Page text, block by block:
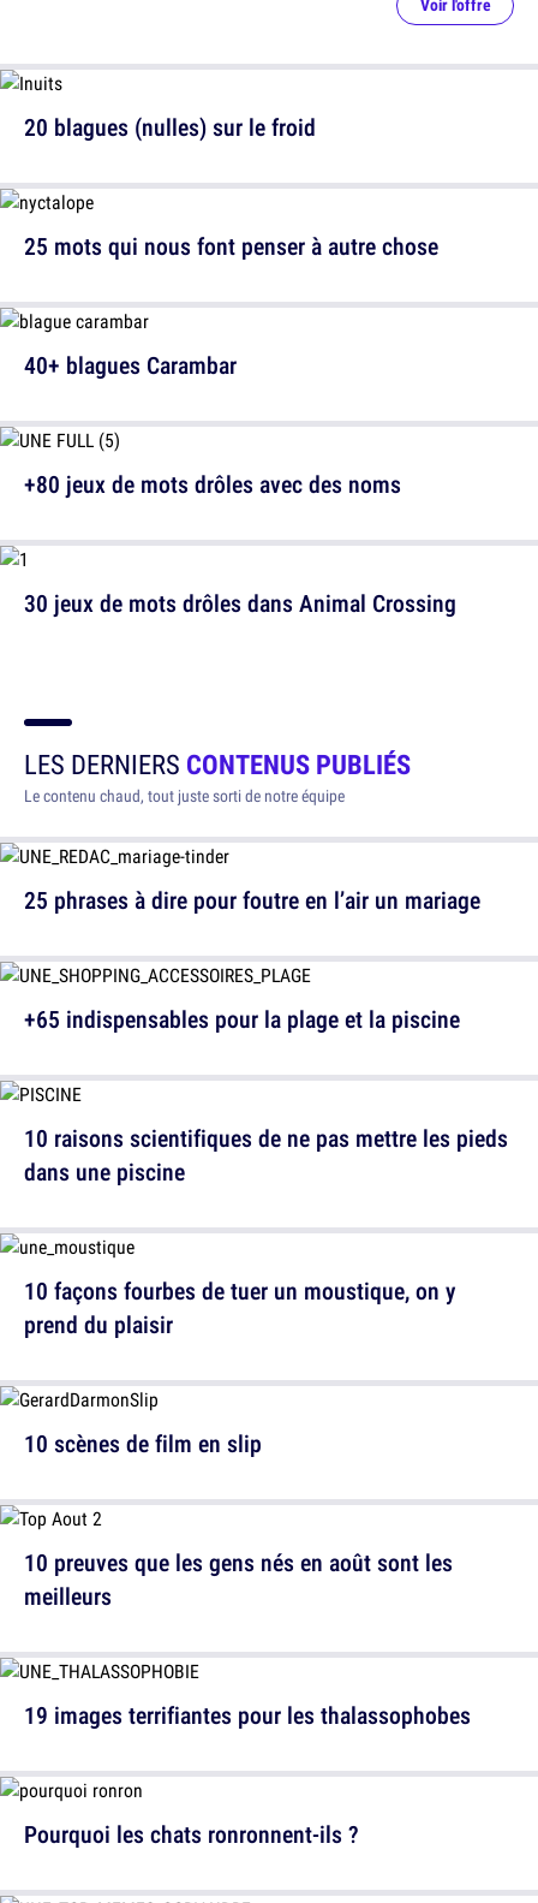
25 mots qui nous font penser à autre chose
+80 jeux de mots drôles avec des noms
Voir l'offre
20 blagues (nulles) sur le froid
40+ blagues Carambar
30 jeux de mots drôles dans Animal Crossing
LES DERNIERS CONTENUS PUBLIÉS
Le contenu chaud, tout juste sorti de notre équipe
25 phrases à dire pour foutre en l’air un mariage
10 raisons scientifiques de ne pas mettre les pieds
dans une piscine
10 scènes de film en slip
19 images terrifiantes pour les thalassophobes
+65 indispensables pour la plage et la piscine
10 façons fourbes de tuer un moustique, on y
prend du plaisir
10 preuves que les gens nés en août sont les
meilleurs
Pourquoi les chats ronronnent-ils ?